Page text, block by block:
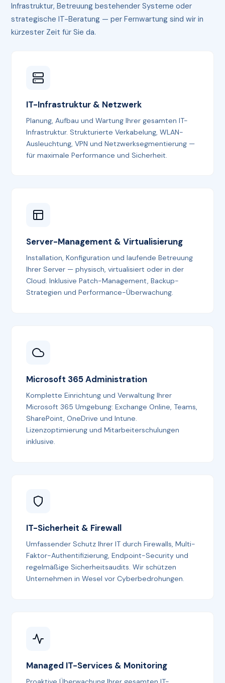
Infrastruktur, Betreuung bestehender Systeme oder
strategische IT-Beratung — per Fernwartung sind wir in
kürzester Zeit für Sie da.
IT-Infrastruktur & Netzwerk
Planung, Aufbau und Wartung Ihrer gesamten IT-
Infrastruktur. Strukturierte Verkabelung, WLAN-
Ausleuchtung, VPN und Netzwerksegmentierung —
für maximale Performance und Sicherheit.
Server-Management & Virtualisierung
Installation, Konfiguration und laufende Betreuung
Ihrer Server — physisch, virtualisiert oder in der
Cloud. Inklusive Patch-Management, Backup-
Strategien und Performance-Überwachung.
Microsoft 365 Administration
Komplette Einrichtung und Verwaltung Ihrer
Microsoft 365 Umgebung: Exchange Online, Teams,
SharePoint, OneDrive und Intune.
Lizenzoptimierung und Mitarbeiterschulungen
inklusive.
IT-Sicherheit & Firewall
Umfassender Schutz Ihrer IT durch Firewalls, Multi-
Faktor-Authentifizierung, Endpoint-Security und
regelmäßige Sicherheitsaudits. Wir schützen
Unternehmen in Wesel vor Cyberbedrohungen.
Managed IT-Services & Monitoring